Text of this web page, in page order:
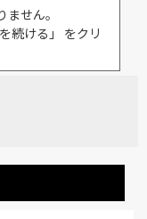
せん。
続ける」 をクリ